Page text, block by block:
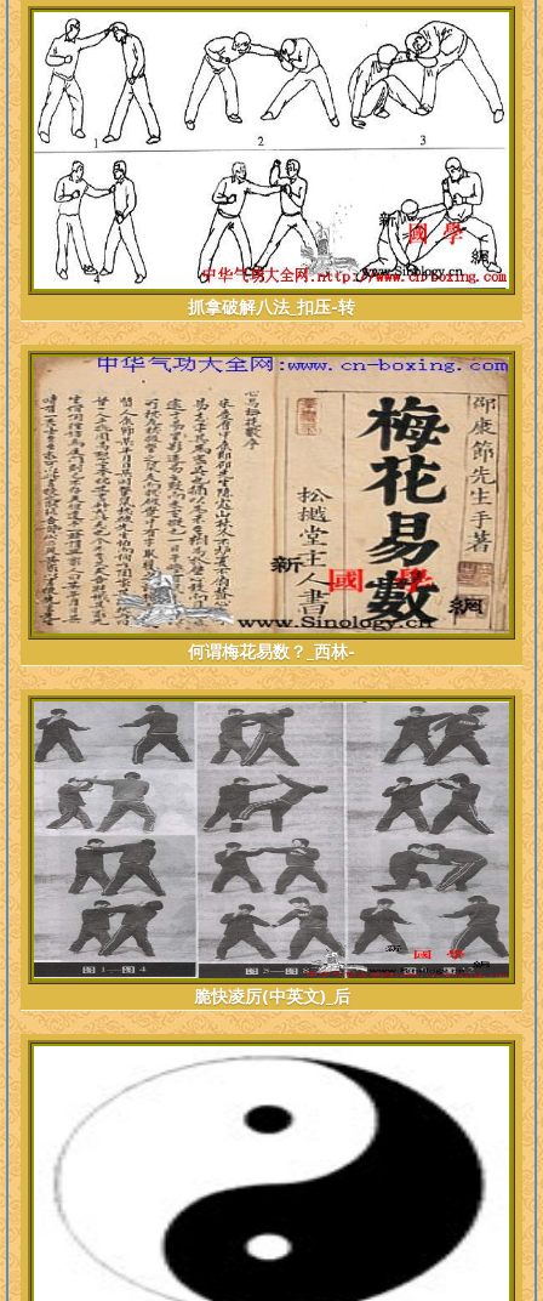
抓拿破解八法_扣压-转
何谓梅花易数？_西林-
脆快凌厉(中英文)_后